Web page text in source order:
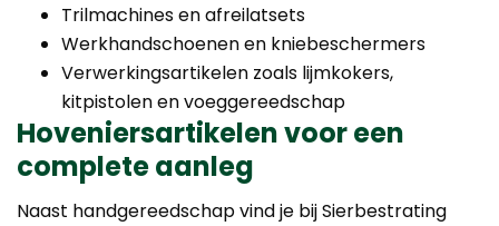
Trilmachines en afreilatsets
Werkhandschoenen en kniebeschermers
Verwerkingsartikelen zoals lijmkokers,
kitpistolen en voeggereedschap
Hoveniersartikelen voor een
complete aanleg
Naast handgereedschap vind je bij Sierbestrating